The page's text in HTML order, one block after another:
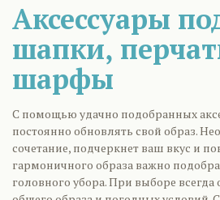
Аксессуары
шапки,
шарфы
С помощью удачно подобранных
постоянно обновлять свой образ.
сочетание, подчеркнет ваш вкус и
гармоничного образа важно
головного убора. При выборе всегда